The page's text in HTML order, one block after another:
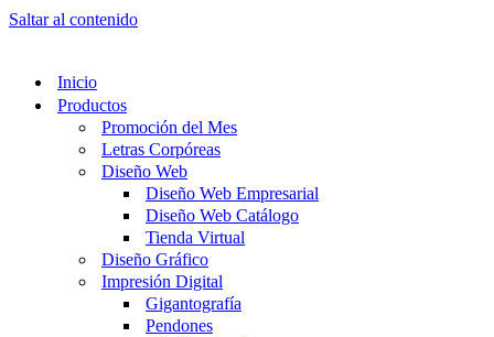
Saltar al contenido
Inicio
Productos
Promoción del Mes
Letras Corpóreas
Diseño Web
Diseño Web Empresarial
Diseño Web Catálogo
Tienda Virtual
Diseño Gráfico
Impresión Digital
Gigantografía
Pendones